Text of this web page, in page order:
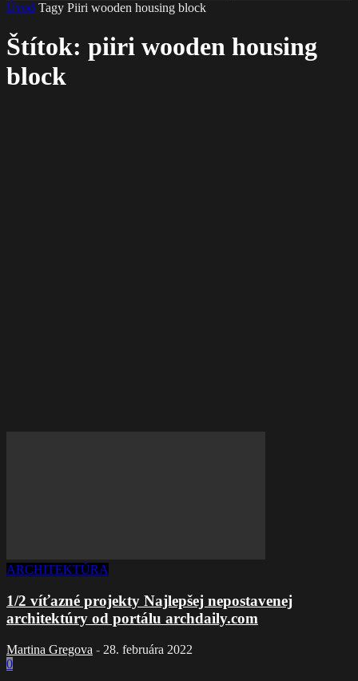
Úvod Tagy Piiri wooden housing block
Štítok: piiri wooden housing
block
ARCHITEKTÚRA
1/2 víťazné projekty Najlepšej nepostavenej
architektúry od portálu archdaily.com
Martina Gregova - 28. februára 2022
0